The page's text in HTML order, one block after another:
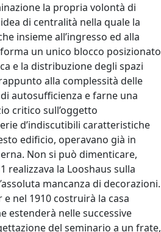
la propria volontà di
di centralità nella quale la
insieme all’ingresso ed alla
un unico blocco posizionato
e la distribuzione degli spazi
alla complessità delle
autosufficienza e farne una
critico sull’oggetto
d’indiscutibili caratteristiche
edificio, operavano già in
Non si può dimenticare,
realizzava la Looshaus sulla
mancanza di decorazioni.
nel 1910 costruirà la casa
estenderà nelle successive
del seminario a un frate,